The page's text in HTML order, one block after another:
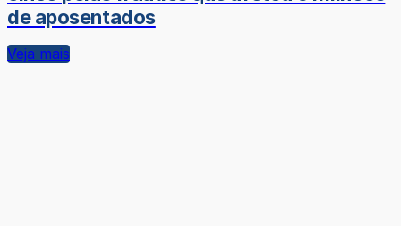
de aposentados
Veja mais